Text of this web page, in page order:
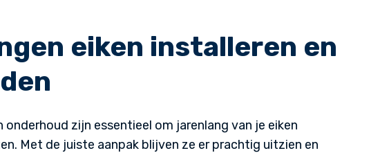
eiken installeren en
onderhoud zijn essentieel om jarenlang van je eiken
Met de juiste aanpak blijven ze er prachtig uitzien en